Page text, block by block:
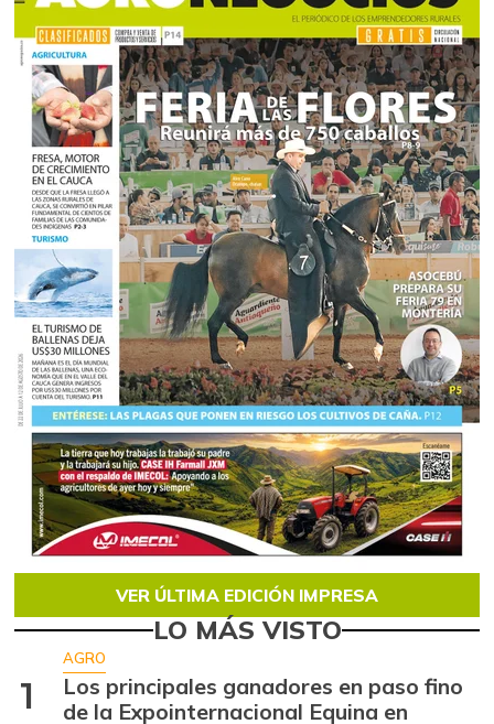
VER ÚLTIMA EDICIÓN IMPRESA
LO MÁS VISTO
1
AGRO
Los principales ganadores en paso fino
de la Expointernacional Equina en